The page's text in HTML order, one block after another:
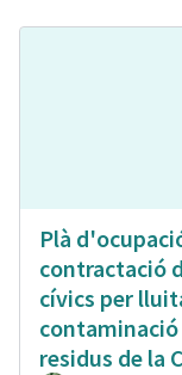
Plà
contractació
cívics per
residus de la